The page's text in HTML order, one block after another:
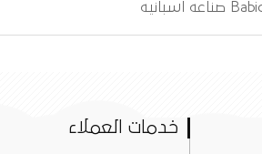
خدمات العملاء